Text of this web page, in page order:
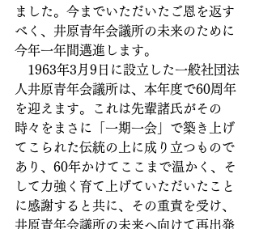
ました。今までいただいたご恩を返す
べく、井原青年会議所の未来のために
今年一年間邁進します。
1963年3月9日に設立した一般社団法
人井原青年会議所は、本年度で60周年
を迎えます。これは先輩諸氏がその
時々をまさに「一期一会」で築き上げ
てこられた伝統の上に成り立つもので
あり、60年かけてここまで温かく、そ
して力強く育て上げていただいたこと
に感謝すると共に、その重責を受け、
井原青年会議所の未来へ向けて再出発